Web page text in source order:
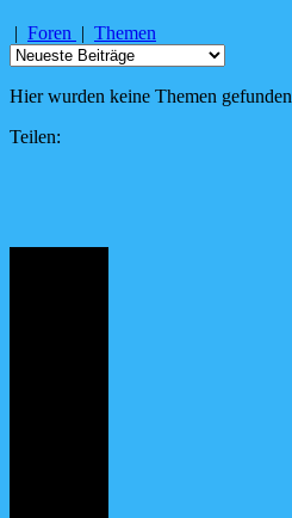
| Foren | Themen
Hier wurden keine Themen gefunden
Teilen: